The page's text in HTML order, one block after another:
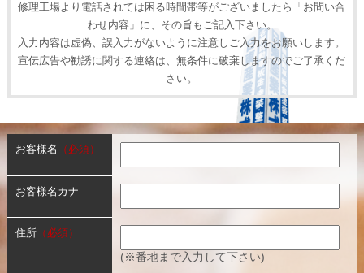
修理工場より電話されては困る時間帯等がございましたら「お問い合
わせ内容」に、その旨もご記入下さい。
入力内容は虚偽、誤入力がないように注意しご入力をお願いします。
宣伝広告や勧誘に関する連絡は、無条件に破棄しますのでご了承くだ
さい。
お客様名 （必須）
お客様名カナ
住所（必須）
(※番地まで入力して下さい)